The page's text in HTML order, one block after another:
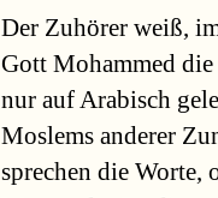
Der Zuhörer weiß,
Gott Mohammed
nur auf Arabisch
Moslems anderer
sprechen die Worte,